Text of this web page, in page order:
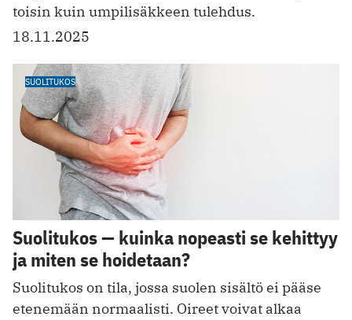
toisin kuin umpilisäkkeen tulehdus.
18.11.2025
SUOLITUKOS
Suolitukos — kuinka nopeasti se kehittyy
ja miten se hoidetaan?
Suolitukos on tila, jossa suolen sisältö ei pääse
etenemään normaalisti. Oireet voivat alkaa